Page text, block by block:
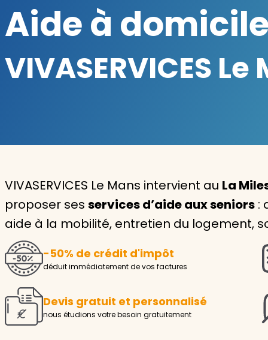
Repassage
Jardin
Aide à la personne
Seniors
Handicaps
Voir tous les services
Aide à
VIVASERVICES
VIVASERVICES Le Mans intervient au La
proposer ses services d’aide aux seniors :
aide à la mobilité, entretien du logement,
-50% de crédit d'impôt
déduit immédiatement de vos factures
Devis gratuit et personnalisé
nous étudions votre besoin gratuitement